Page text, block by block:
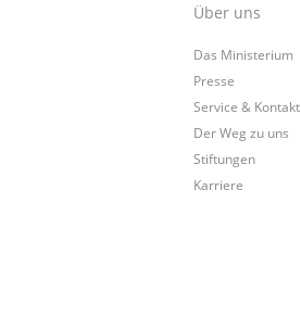
Über uns
Das Ministerium
Presse
Service & Kontakt
Der Weg zu uns
Stiftungen
Karriere